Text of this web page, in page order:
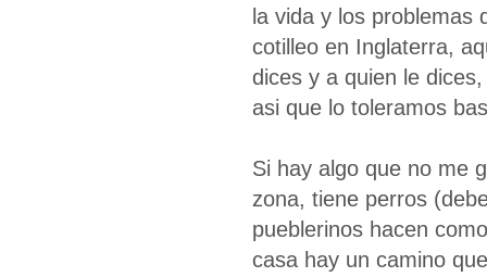
la vida y los problemas
cotilleo en Inglaterra,
dices y a quien le
asi que lo toleramos
Si hay algo que no me
zona, tiene perros
pueblerinos hacen
casa hay un camino